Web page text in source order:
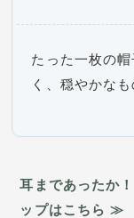
たった一枚の
く、穏やかな
耳まであったか
ップはこちら ≫